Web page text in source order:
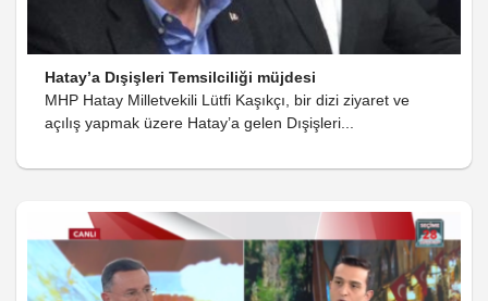
Hatay’a Dışişleri Temsilciliği müjdesi
MHP Hatay Milletvekili Lütfi Kaşıkçı, bir dizi ziyaret ve
açılış yapmak üzere Hatay’a gelen Dışişleri...